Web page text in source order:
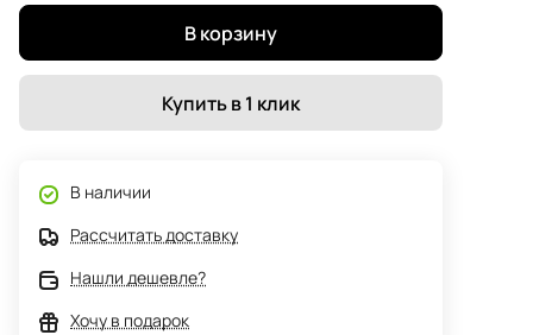
В корзину
Купить в 1 клик
В наличии
Рассчитать доставку
Нашли дешевле?
Хочу в подарок